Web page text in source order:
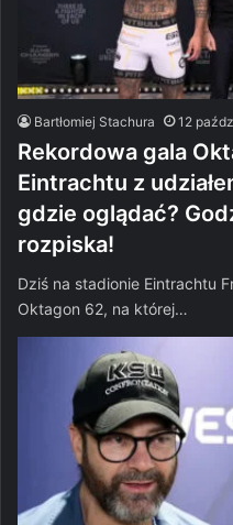
Bartłomiej Stachura 12
Rekordowa gala
Eintrachtu z
gdzie oglądać?
rozpiska!
Dziś na stadionie Eintrachtu
Oktagon 62, na której…